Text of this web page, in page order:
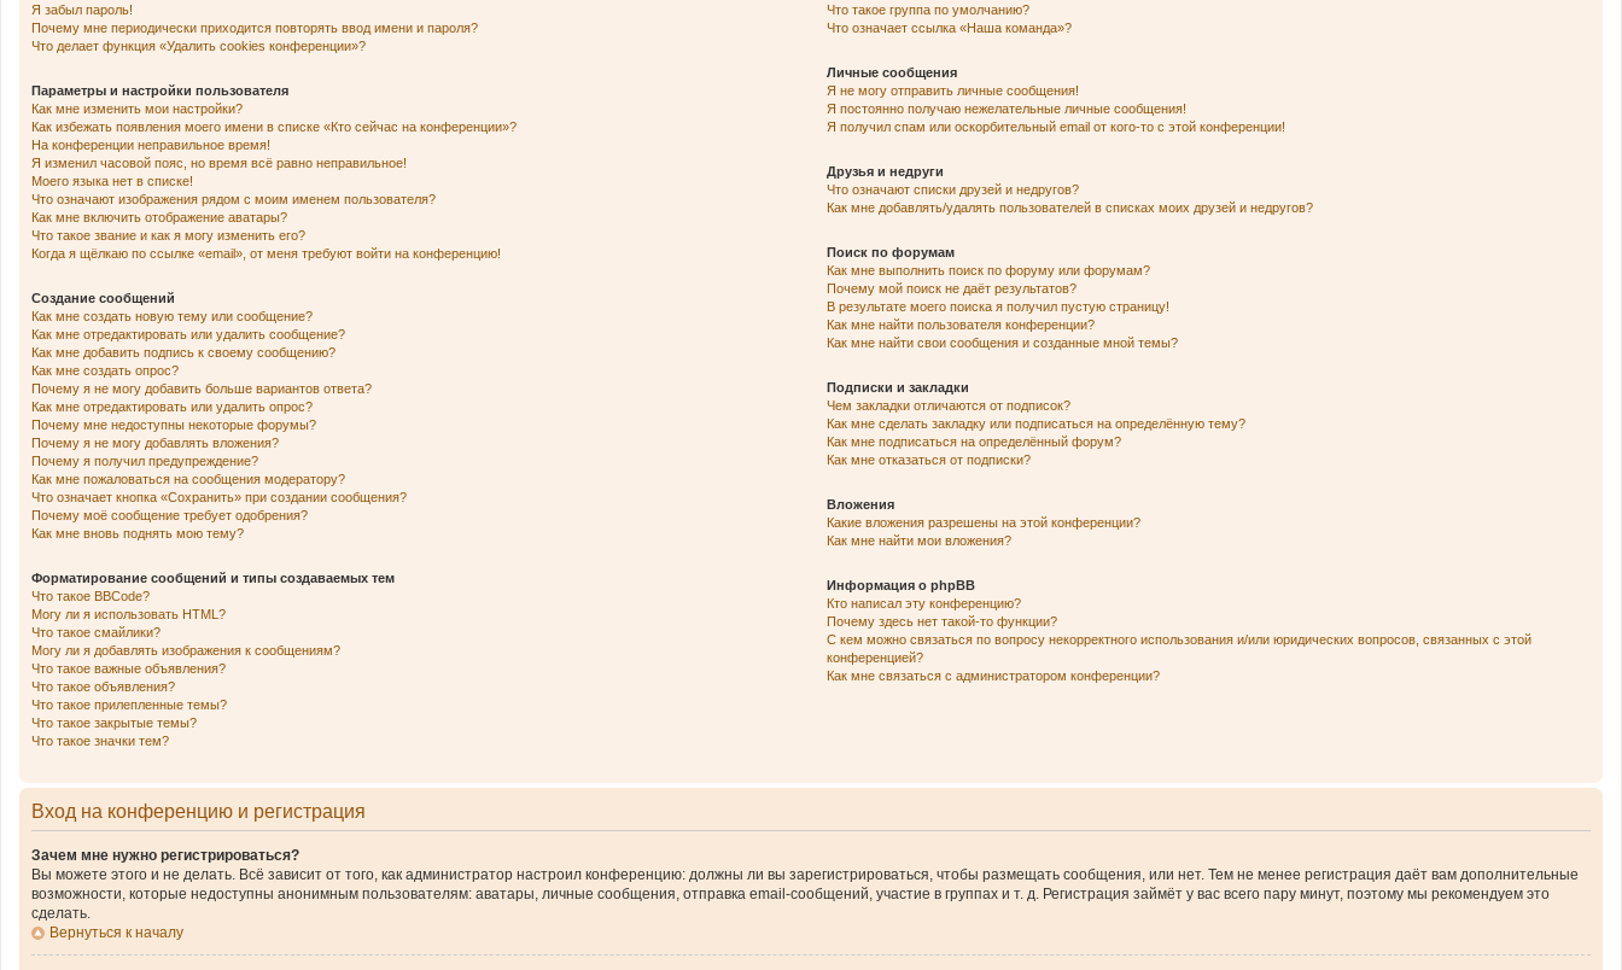
Я забыл пароль!
Почему мне периодически приходится повторять ввод имени и пароля?
Что делает функция «Удалить cookies конференции»?
Параметры и настройки пользователя
Как мне изменить мои настройки?
Как избежать появления моего имени в списке «Кто сейчас на конференции»?
На конференции неправильное время!
Я изменил часовой пояс, но время всё равно неправильное!
Моего языка нет в списке!
Что означают изображения рядом с моим именем пользователя?
Как мне включить отображение аватары?
Что такое звание и как я могу изменить его?
Когда я щёлкаю по ссылке «email», от меня требуют войти на конференцию!
Создание сообщений
Как мне создать новую тему или сообщение?
Как мне отредактировать или удалить сообщение?
Как мне добавить подпись к своему сообщению?
Как мне создать опрос?
Почему я не могу добавить больше вариантов ответа?
Как мне отредактировать или удалить опрос?
Почему мне недоступны некоторые форумы?
Почему я не могу добавлять вложения?
Почему я получил предупреждение?
Как мне пожаловаться на сообщения модератору?
Что означает кнопка «Сохранить» при создании сообщения?
Почему моё сообщение требует одобрения?
Как мне вновь поднять мою тему?
Форматирование сообщений и типы создаваемых тем
Что такое BBCode?
Могу ли я использовать HTML?
Что такое смайлики?
Могу ли я добавлять изображения к сообщениям?
Что такое важные объявления?
Что такое объявления?
Что такое прилепленные темы?
Что такое закрытые темы?
Что такое значки тем?
Что такое группа по умолчанию?
Что означает ссылка «Наша команда»?
Личные сообщения
Я не могу отправить личные сообщения!
Я постоянно получаю нежелательные личные сообщения!
Я получил спам или оскорбительный email от кого-то с этой конференции!
Друзья и недруги
Что означают списки друзей и недругов?
Как мне добавлять/удалять пользователей в списках моих друзей и недругов?
Поиск по форумам
Как мне выполнить поиск по форуму или форумам?
Почему мой поиск не даёт результатов?
В результате моего поиска я получил пустую страницу!
Как мне найти пользователя конференции?
Как мне найти свои сообщения и созданные мной темы?
Подписки и закладки
Чем закладки отличаются от подписок?
Как мне сделать закладку или подписаться на определённую тему?
Как мне подписаться на определённый форум?
Как мне отказаться от подписки?
Вложения
Какие вложения разрешены на этой конференции?
Как мне найти мои вложения?
Информация о phpBB
Кто написал эту конференцию?
Почему здесь нет такой-то функции?
С кем можно связаться по вопросу некорректного использования и/или юридических вопросов, связанных с этой
конференцией?
Как мне связаться с администратором конференции?
Вход на конференцию и регистрация
Зачем мне нужно регистрироваться?
Вы можете этого и не делать. Всё зависит от того, как администратор настроил конференцию: должны ли вы зарегистрироваться, чтобы размещать сообщения, или нет. Тем не менее регистрация даёт вам дополнительные
возможности, которые недоступны анонимным пользователям: аватары, личные сообщения, отправка email-сообщений, участие в группах и т. д. Регистрация займёт у вас всего пару минут, поэтому мы рекомендуем это
сделать.
Вернуться к началу